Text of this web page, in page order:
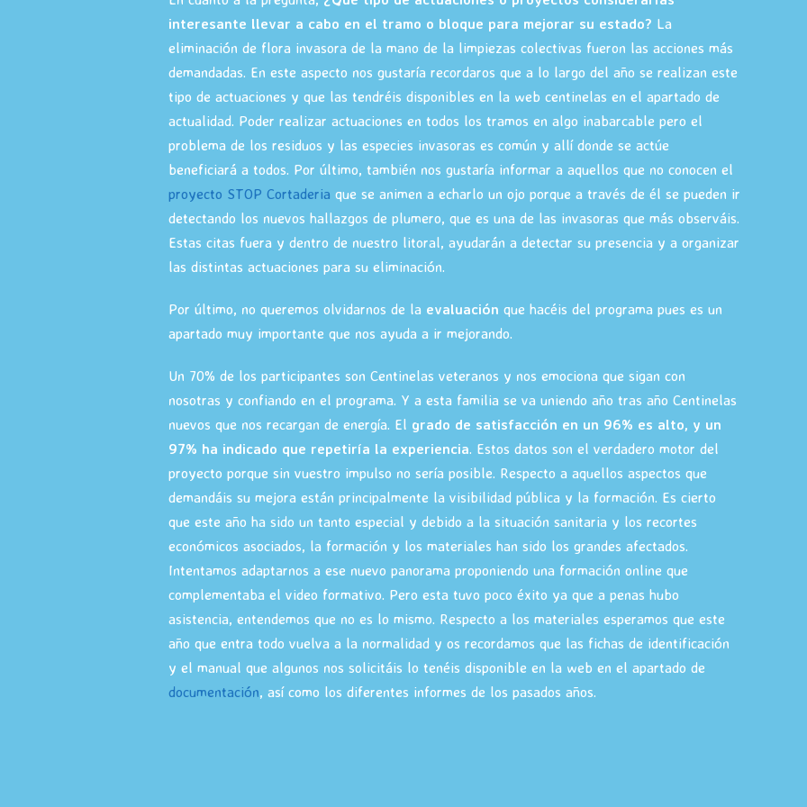
interesante llevar a cabo en el tramo o bloque para mejorar su estado? La
eliminación de flora invasora de la mano de la limpiezas colectivas fueron las acciones más
demandadas. En este aspecto nos gustaría recordaros que a lo largo del año se realizan este
tipo de actuaciones y que las tendréis disponibles en la web centinelas en el apartado de
actualidad. Poder realizar actuaciones en todos los tramos en algo inabarcable pero el
problema de los residuos y las especies invasoras es común y allí donde se actúe
beneficiará a todos. Por último, también nos gustaría informar a aquellos que no conocen el
proyecto STOP Cortaderia que se animen a echarlo un ojo porque a través de él se pueden ir
detectando los nuevos hallazgos de plumero, que es una de las invasoras que más observáis.
Estas citas fuera y dentro de nuestro litoral, ayudarán a detectar su presencia y a organizar
las distintas actuaciones para su eliminación.
Por último, no queremos olvidarnos de la evaluación que hacéis del programa pues es un
apartado muy importante que nos ayuda a ir mejorando.
Un 70% de los participantes son Centinelas veteranos y nos emociona que sigan con
nosotras y confiando en el programa. Y a esta familia se va uniendo año tras año Centinelas
nuevos que nos recargan de energía. El grado de satisfacción en un 96% es alto, y un
97% ha indicado que repetiría la experiencia. Estos datos son el verdadero motor del
proyecto porque sin vuestro impulso no sería posible. Respecto a aquellos aspectos que
demandáis su mejora están principalmente la visibilidad pública y la formación. Es cierto
que este año ha sido un tanto especial y debido a la situación sanitaria y los recortes
económicos asociados, la formación y los materiales han sido los grandes afectados.
Intentamos adaptarnos a ese nuevo panorama proponiendo una formación online que
complementaba el video formativo. Pero esta tuvo poco éxito ya que a penas hubo
asistencia, entendemos que no es lo mismo. Respecto a los materiales esperamos que este
año que entra todo vuelva a la normalidad y os recordamos que las fichas de identificación
y el manual que algunos nos solicitáis lo tenéis disponible en la web en el apartado de
documentación, así como los diferentes informes de los pasados años.